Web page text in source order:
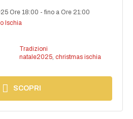
Ore 18:00 -fino a Ore 21:00
Ischia
Tradizioni
natale2025, christmas ischia
SCOPRI